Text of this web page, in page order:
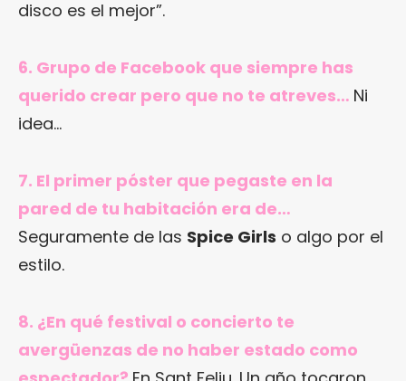
disco es el mejor”.
6. Grupo de Facebook que siempre has
querido crear pero que no te atreves… Ni
idea…
7. El primer póster que pegaste en la
pared de tu habitación era de…
Seguramente de las Spice Girls o algo por el
estilo.
8. ¿En qué festival o concierto te
avergüenzas de no haber estado como